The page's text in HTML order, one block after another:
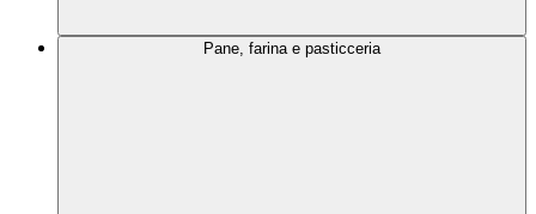
Pane, farina e pasticceria